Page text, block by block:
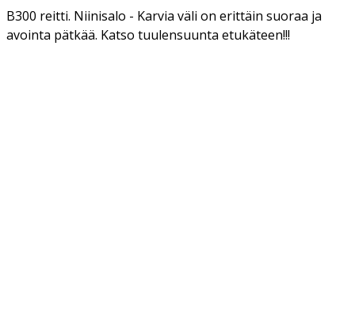
B300 reitti. Niinisalo - Karvia väli on erittäin suoraa ja
avointa pätkää. Katso tuulensuunta etukäteen!!!